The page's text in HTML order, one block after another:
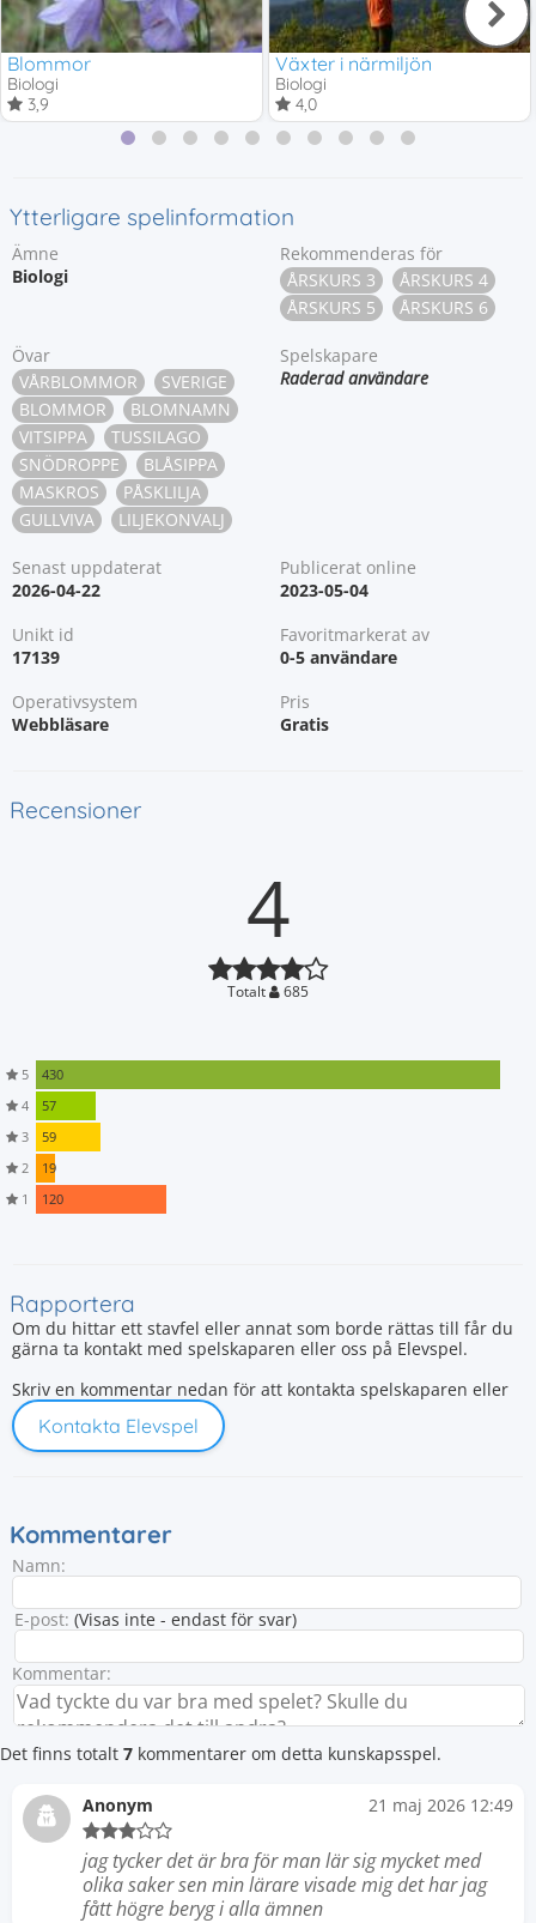
Blommor
Biologi
3,9
Växter i närmiljön
Biologi
4,0
Ytterligare spelinformation
Ämne
Biologi
Rekommenderas för
ÅRSKURS 3
ÅRSKURS 4
ÅRSKURS 5
ÅRSKURS 6
Övar
VÅRBLOMMOR
SVERIGE
BLOMMOR
BLOMNAMN
VITSIPPA
TUSSILAGO
SNÖDROPPE
BLÅSIPPA
MASKROS
PÅSKLILJA
GULLVIVA
LILJEKONVALJ
Spelskapare
Raderad användare
Senast uppdaterat
2026-04-22
Publicerat online
2023-05-04
Unikt id
17139
Favoritmarkerat av
0-5 användare
Operativsystem
Webbläsare
Pris
Gratis
Recensioner
4
Totalt 685
5
430
4
57
3
59
2
19
1
120
Rapportera
Om du hittar ett stavfel eller annat som borde rättas till får du
gärna ta kontakt med spelskaparen eller oss på Elevspel.
Skriv en kommentar nedan för att kontakta spelskaparen eller
Kontakta Elevspel
Kommentarer
Namn:
E-post: (Visas inte - endast för svar)
Kommentar:
Det finns totalt 7 kommentarer om detta kunskapsspel.
Anonym 21 maj 2026 12:49
jag tycker det är bra för man lär sig mycket med
olika saker sen min lärare visade mig det har jag
fått högre beryg i alla ämnen